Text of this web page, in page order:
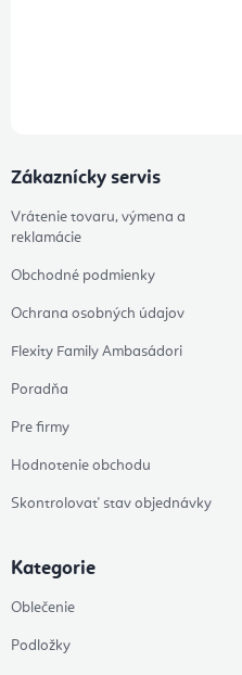
Zákaznícky servis
Vrátenie tovaru, výmena a
reklamácie
Obchodné podmienky
Ochrana osobných údajov
Flexity Family Ambasádori
Poradňa
Pre firmy
Hodnotenie obchodu
Skontrolovať stav objednávky
Kategorie
Oblečenie
Podložky